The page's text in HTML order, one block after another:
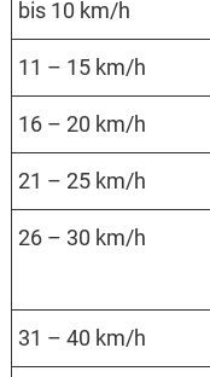
bis 10 km/h
11 – 15 km/h
16 – 20 km/h
21 – 25 km/h
26 – 30 km/h
31 – 40 km/h